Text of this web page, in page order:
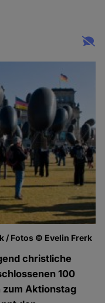
/ Fotos © Evelin Frerk
christliche
100
Aktionstag